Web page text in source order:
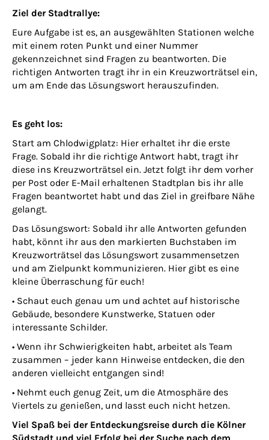
Ziel der Stadtrallye:
Eure Aufgabe ist es, an ausgewählten Stationen welche
mit einem roten Punkt und einer Nummer
gekennzeichnet sind Fragen zu beantworten. Die
richtigen Antworten tragt ihr in ein Kreuzworträtsel ein,
um am Ende das Lösungswort herauszufinden.
Es geht los:
Start am Chlodwigplatz: Hier erhaltet ihr die erste
Frage. Sobald ihr die richtige Antwort habt, tragt ihr
diese ins Kreuzworträtsel ein. Jetzt folgt ihr dem vorher
per Post oder E-Mail erhaltenen Stadtplan bis ihr alle
Fragen beantwortet habt und das Ziel in greifbare Nähe
gelangt.
Das Lösungswort: Sobald ihr alle Antworten gefunden
habt, könnt ihr aus den markierten Buchstaben im
Kreuzworträtsel das Lösungswort zusammensetzen
und am Zielpunkt kommunizieren. Hier gibt es eine
kleine Überraschung für euch!
​• Schaut euch genau um und achtet auf historische
Gebäude, besondere Kunstwerke, Statuen oder
interessante Schilder.​
• Wenn ihr Schwierigkeiten habt, arbeitet als Team
zusammen – jeder kann Hinweise entdecken, die den
anderen vielleicht entgangen sind!
​• Nehmt euch genug Zeit, um die Atmosphäre des
Viertels zu genießen, und lasst euch nicht hetzen.
Viel Spaß bei der Entdeckungsreise durch die Kölner